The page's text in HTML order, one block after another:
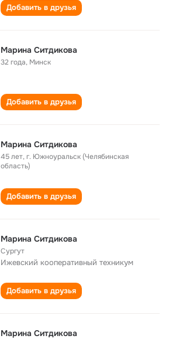
Добавить в друзья
Марина Ситдикова
32 года, Минск
Добавить в друзья
Марина Ситдикова
45 лет,г. Южноуральск (Челябинская
область)
Добавить в друзья
Марина Ситдикова
Сургут
Ижевский кооперативный техникум
Добавить в друзья
Марина Ситдикова